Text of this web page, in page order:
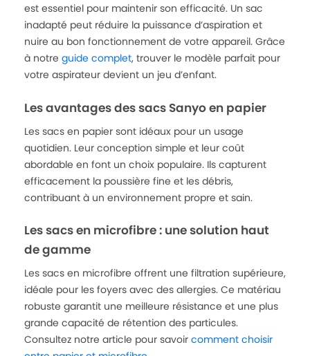
est essentiel pour maintenir son efficacité. Un sac
inadapté peut réduire la puissance d’aspiration et
nuire au bon fonctionnement de votre appareil. Grâce
à notre guide complet, trouver le modèle parfait pour
votre aspirateur devient un jeu d’enfant.
Les avantages des sacs Sanyo en papier
Les sacs en papier sont idéaux pour un usage
quotidien. Leur conception simple et leur coût
abordable en font un choix populaire. Ils capturent
efficacement la poussière fine et les débris,
contribuant à un environnement propre et sain.
Les sacs en microfibre : une solution haut
de gamme
Les sacs en microfibre offrent une filtration supérieure,
idéale pour les foyers avec des allergies. Ce matériau
robuste garantit une meilleure résistance et une plus
grande capacité de rétention des particules.
Consultez notre article pour savoir comment choisir